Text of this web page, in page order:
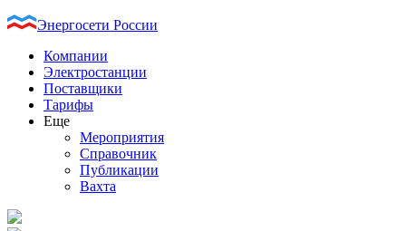
Энергосети России
Компании
Электростанции
Поставщики
Тарифы
Еще
Мероприятия
Справочник
Публикации
Вахта